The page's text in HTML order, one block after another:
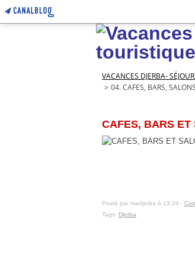
VACANCES DJERBA-
> 04. CAFES, BARS,
CAFES, BARS
Posté par madjerba à 13:24 -
Tags: Djerba